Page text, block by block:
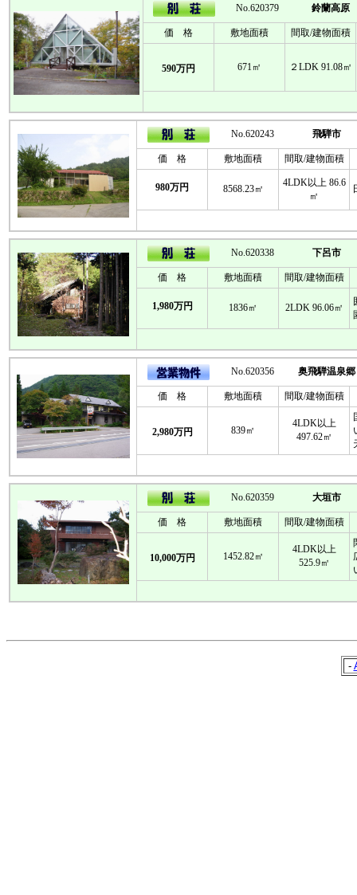
No.620379 鈴蘭高原
価 格 敷地面積 間取/建物面積
590万円 671㎡ ２LDK 91.08㎡
No.620243 飛騨市
価 格 敷地面積 間取/建物面積
980万円 8568.23㎡
4LDK以上 86.6
㎡
No.620338 下呂市
価 格 敷地面積 間取/建物面積
1,980万円 1836㎡ 2LDK 96.06㎡
No.620356 奥飛騨温泉郷
価 格 敷地面積 間取/建物面積
2,980万円 839㎡
4LDK以上
497.62㎡
No.620359 大垣市
価 格 敷地面積 間取/建物面積
10,000万円 1452.82㎡
4LDK以上
525.9㎡
-